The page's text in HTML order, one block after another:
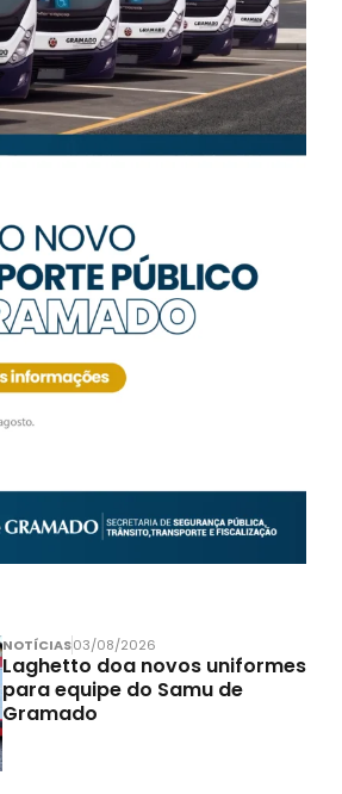
NOTÍCIAS03/08/2026
Laghetto doa novos uniformes
para equipe do Samu de
Gramado